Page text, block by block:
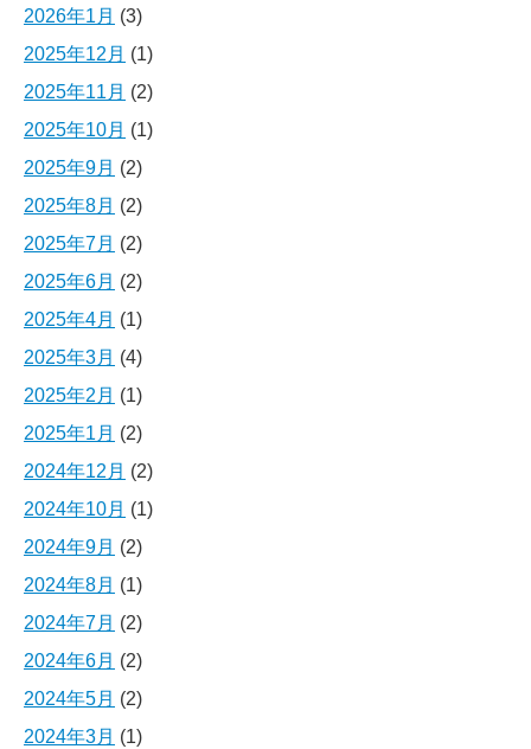
2026年1月 (3)
2025年12月 (1)
2025年11月 (2)
2025年10月 (1)
2025年9月 (2)
2025年8月 (2)
2025年7月 (2)
2025年6月 (2)
2025年4月 (1)
2025年3月 (4)
2025年2月 (1)
2025年1月 (2)
2024年12月 (2)
2024年10月 (1)
2024年9月 (2)
2024年8月 (1)
2024年7月 (2)
2024年6月 (2)
2024年5月 (2)
2024年3月 (1)